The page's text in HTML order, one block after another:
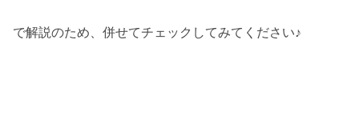
で解説のため、併せてチェックしてみてください♪